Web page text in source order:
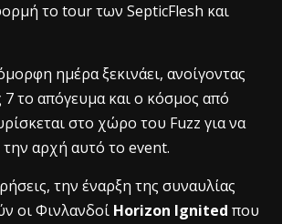
το tour των SepticFlesh και
ημέρα ξεκινάει, ανοίγοντας
7 το απόγευμα και ο κόσμος από
στο χώρο του Fuzz για να
αρχή αυτό το event.
την έναρξη της συναυλίας
οι Φινλανδοί Horizon Ignited που